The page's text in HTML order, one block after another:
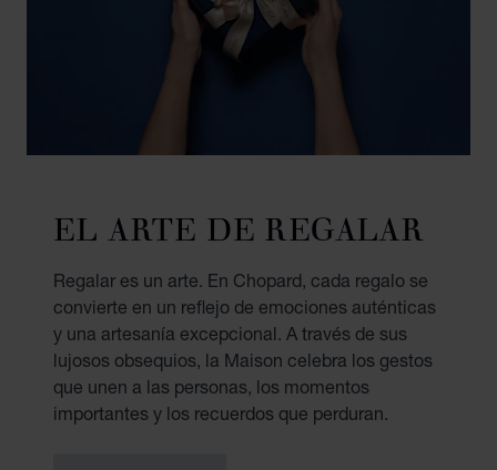
EL ARTE DE REGALAR
Regalar es un arte. En Chopard, cada regalo se
convierte en un reflejo de emociones auténticas
y una artesanía excepcional. A través de sus
lujosos obsequios, la Maison celebra los gestos
que unen a las personas, los momentos
importantes y los recuerdos que perduran.